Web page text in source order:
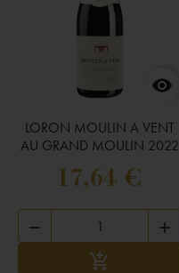

LORON MOULIN A VENT
AU GRAND MOULIN 2022
17,64 €
 
